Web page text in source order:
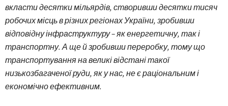
вкласти десятки мільярдів, створивши десятки тисяч
робочих місць в різних регіонах України, зробивши
відповідну інфраструктуру – як енергетичну, так і
транспортну. А ще й зробивши переробку, тому що
транспортування на великі відстані такої
низькозбагаченої руди, як у нас, не є раціональним і
економічно ефективним.